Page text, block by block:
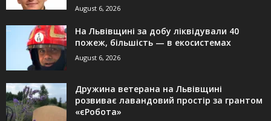
August 6, 2026
На Львівщині за добу ліквідували 40
пожеж, більшість — в екосистемах
August 6, 2026
Дружина ветерана на Львівщині
розвиває лавандовий простір за грантом
«єРобота»